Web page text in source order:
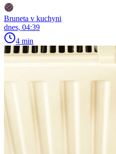
Bruneta v kuchyni
dnes, 04:39
4 min